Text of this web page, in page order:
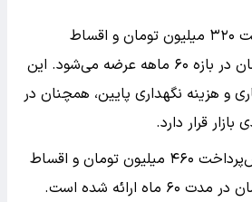
پراید ۱۵۱ با پیش‌پرداخت ۳۲۰ میلیون تومان و اقساط
ماهیانه ۱۲ میلیون تومان در بازه ۶۰ ماهه عرضه می‌شود. این
و هزینه نگهداری پایین، همچنان در
قرار دارد.
سهند S دنده‌ای با پیش‌پرداخت ۴۶۰ میلیون تومان و اقساط